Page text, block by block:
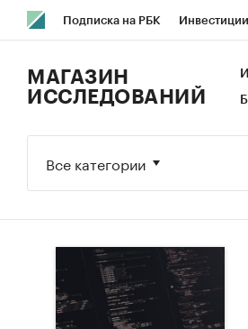
Подписка на РБК Инвестиции
Исследования Кредитные
МАГАЗИН
ИССЛЕДОВАНИЙ
Все категории